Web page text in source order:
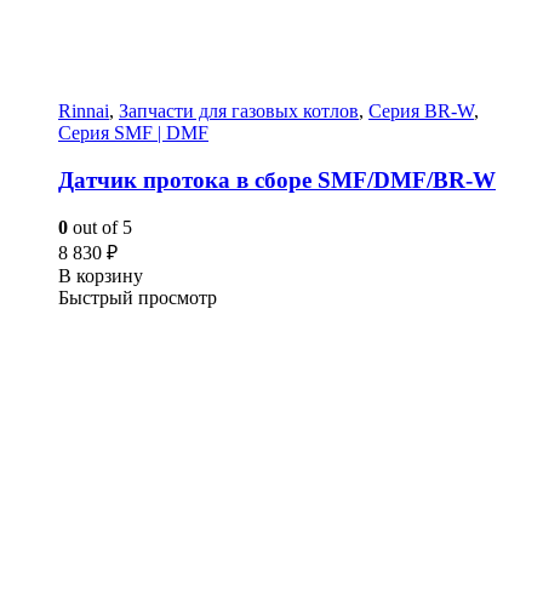
Rinnai, Запчасти для газовых котлов, Серия BR-W,
Серия SMF | DMF
Датчик протока в сборе SMF/DMF/BR-W
0 out of 5
8 830 ₽
В корзину
Быстрый просмотр